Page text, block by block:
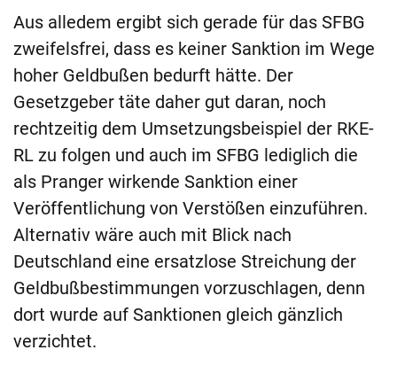
Aus alledem ergibt sich gerade für das SFBG
zweifelsfrei, dass es keiner Sanktion im Wege
hoher Geldbußen bedurft hätte. Der
Gesetzgeber täte daher gut daran, noch
rechtzeitig dem Umsetzungsbeispiel der RKE-
RL zu folgen und auch im SFBG lediglich die
als Pranger wirkende Sanktion einer
Veröffentlichung von Verstößen einzuführen.
Alternativ wäre auch mit Blick nach
Deutschland eine ersatzlose Streichung der
Geldbußbestimmungen vorzuschlagen, denn
dort wurde auf Sanktionen gleich gänzlich
verzichtet.